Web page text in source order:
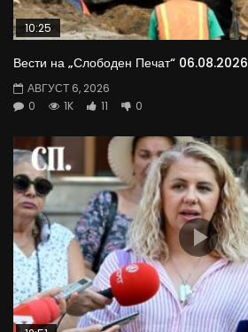
10:25
Вести на „Слободен Печат“ 06.08.2026
АВГУСТ 6, 2026
0
1K 11 0